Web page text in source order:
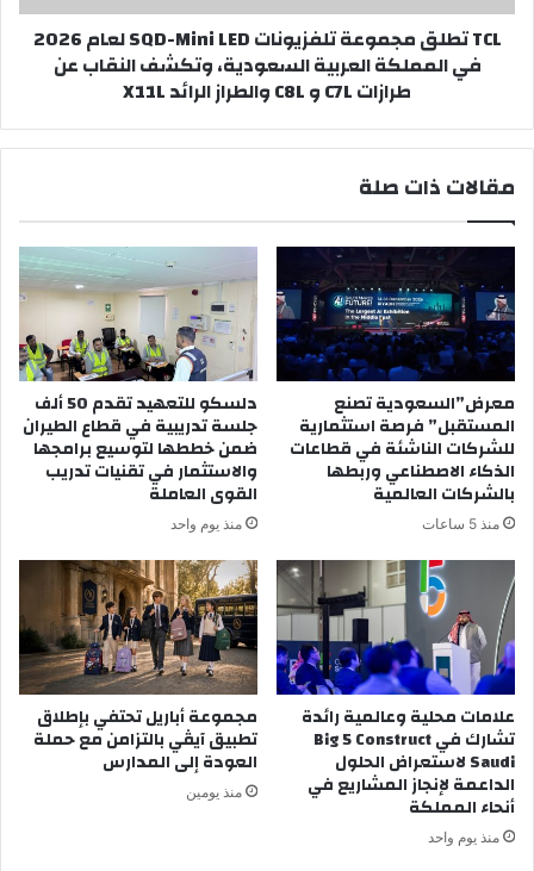
2026
في
المملكة
وتكشف
عن
C8L
والطراز
الرائد
X11L
TCL تطلق مجموعة تلفزيونات SQD-Mini LED لعام 2026
في المملكة العربية السعودية، وتكشف النقاب عن
طرازات C7L و C8L والطراز الرائد X11L
مقالات ذات صلة
معرض”السعودية تصنع
المستقبل” فرصة استثمارية
للشركات الناشئة في قطاعات
الذكاء الاصطناعي وربطها
بالشركات العالمية
منذ 5 ساعات
دلسكو للتعهيد تقدم 50 ألف
جلسة تدريبية في قطاع الطيران
ضمن خططها لتوسيع برامجها
والاستثمار في تقنيات تدريب
القوى العاملة
منذ يوم واحد
علامات محلية وعالمية رائدة
تشارك في Big 5 Construct
Saudi لاستعراض الحلول
الداعمة لإنجاز المشاريع في
أنحاء المملكة
منذ يوم واحد
مجموعة أباريل تحتفي بإطلاق
تطبيق آيڤي بالتزامن مع حملة
العودة إلى المدارس
منذ يومين